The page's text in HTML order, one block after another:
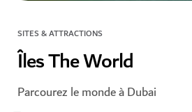
SITES & ATTRACTIONS
Îles The World
Parcourez le monde à Dubai